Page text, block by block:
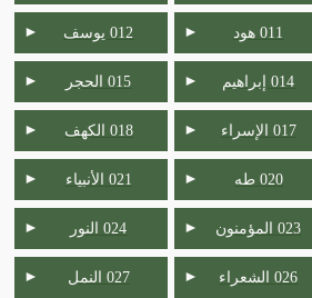
011 هود ► 012 يوسف ►
014 إبراهيم ► 015 الحجر ►
017 الإسراء ► 018 الكهف ►
020 طه ► 021 الأنبياء ►
023 المؤمنون ► 024 النور ►
026 الشعراء ► 027 النمل ►